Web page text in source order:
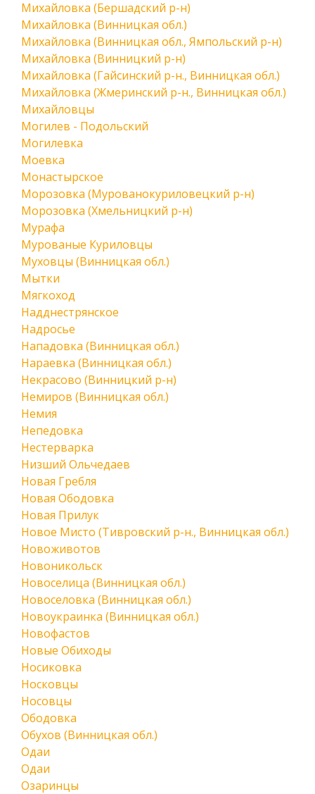
Михайловка (Бершадский р-н)
Михайловка (Винницкая обл.)
Михайловка (Винницкая обл., Ямпольский р-н)
Михайловка (Винницкий р-н)
Михайловка (Гайсинский р-н., Винницкая обл.)
Михайловка (Жмеринский р-н., Винницкая обл.)
Михайловцы
Могилев - Подольский
Могилевка
Моевка
Монастырское
Морозовка (Мурованокуриловецкий р-н)
Морозовка (Хмельницкий р-н)
Мурафа
Мурованые Куриловцы
Муховцы (Винницкая обл.)
Мытки
Мягкоход
Надднестрянское
Надросье
Нападовка (Винницкая обл.)
Нараевка (Винницкая обл.)
Некрасово (Винницкий р-н)
Немиров (Винницкая обл.)
Немия
Непедовка
Нестерварка
Низший Ольчедаев
Новая Гребля
Новая Ободовка
Новая Прилук
Новое Мисто (Тивровский р-н., Винницкая обл.)
Новоживотов
Новоникольск
Новоселица (Винницкая обл.)
Новоселовка (Винницкая обл.)
Новоукраинка (Винницкая обл.)
Новофастов
Новые Обиходы
Носиковка
Носковцы
Носовцы
Ободовка
Обухов (Винницкая обл.)
Одаи
Одаи
Озаринцы